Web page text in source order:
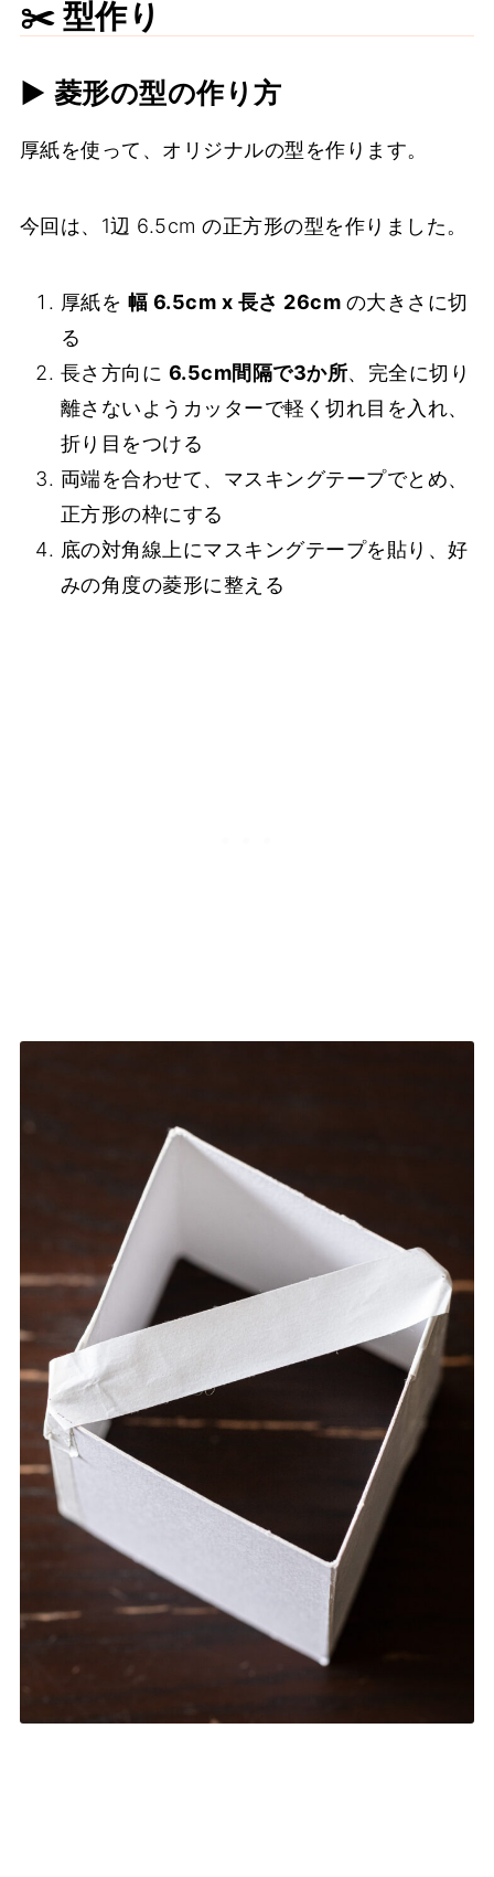
✂️ 型作り
▶︎ 菱形の型の作り方
厚紙を使って、オリジナルの型を作ります。
今回は、1辺 6.5cm の正方形の型を作りました。
厚紙を 幅 6.5cm x 長さ 26cm の大きさに切
る
長さ方向に 6.5cm間隔で3か所、完全に切り
離さないようカッターで軽く切れ目を入れ、
折り目をつける
両端を合わせて、マスキングテープでとめ、
正方形の枠にする
底の対角線上にマスキングテープを貼り、好
みの角度の菱形に整える